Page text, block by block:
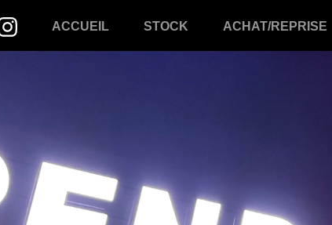
ACCUEIL STOCK ACHAT/REPRISE